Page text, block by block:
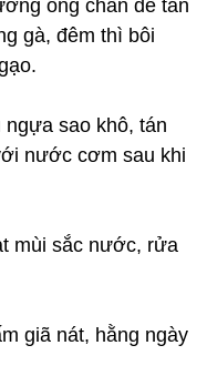
ống chân dê tán
gà, đêm thì bôi
sao khô, tán
nước cơm sau khi
mùi sắc nước, rửa
giã nát, hằng ngày